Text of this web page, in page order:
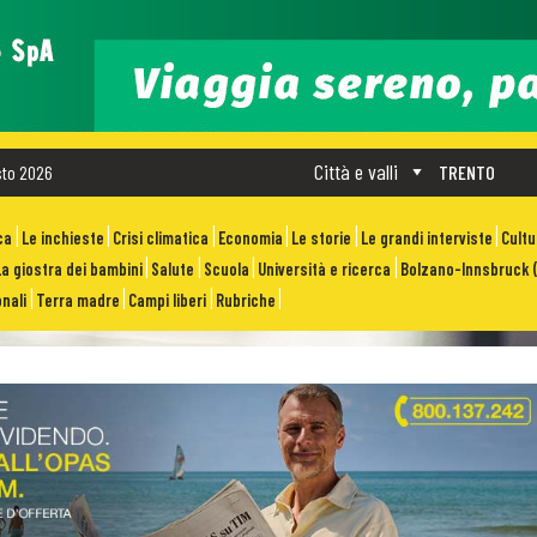
2026 TRENTO
Città e valli
Le inchieste Crisi climatica Economia Le storie Le grandi interviste
giostra dei bambini Salute Scuola Università e ricerca Bolzano-Innsbruck
Terra madre Campi liberi Rubriche